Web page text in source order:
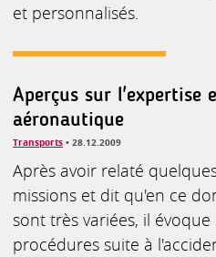
et personnalisés.
Aperçus sur l'expertise
aéronautique
Transports • 28.12.2009
Après avoir relaté
missions et dit qu'en ce
sont très variées, il évoque
procédures suite à